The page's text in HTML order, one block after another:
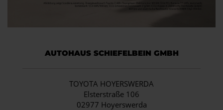
AUTOHAUS SCHIEFELBEIN GMBH
TOYOTA HOYERSWERDA
Elsterstraße 106
02977 Hoyerswerda